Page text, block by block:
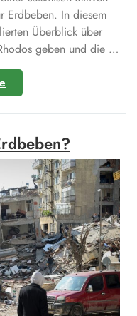
Erdbeben. In diesem
Überblick über
geben und die …
Rhodos:
Eine
Übersicht
über
Erdbebenaktivitäten
der
Insel“